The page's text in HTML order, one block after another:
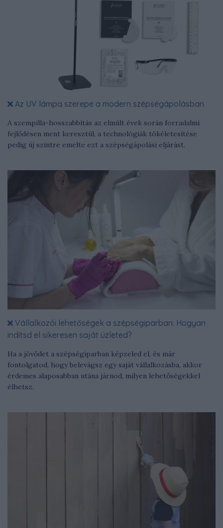
Az UV lámpa szerepe a modern szépségápolásban
A szempilla-hosszabbítás az elmúlt évek során forradalmi
fejlődésen ment keresztül, a technológiák tökéletesítése
pedig új szintre emelte ezt a szépségápolási eljárást.
Vállalkozói lehetőségek a szépségiparban: Hogyan
indítsd el sikeresen saját üzleted?
Ha a jövődet a szépségiparban képzeled el, és már
fontolgatod, hogy belevágsz egy saját vállalkozásba, akkor
érdemes alaposabban utána járnod, milyen lehetőségekkel
élhetsz.